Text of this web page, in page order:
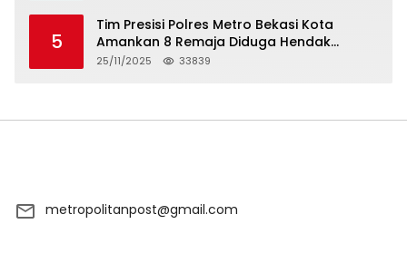
5
Tim Presisi Polres Metro Bekasi Kota
Amankan 8 Remaja Diduga Hendak
Tawuran
25/11/2025 33839
metropolitanpost@gmail.com